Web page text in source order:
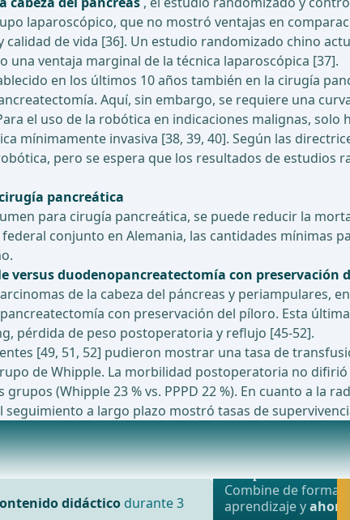
laparoscópico, que no mostró ventajas en
calidad de vida [36]. Un estudio randomizado chino
una ventaja marginal de la técnica laparoscópica [37].
en los últimos 10 años también en la cirugía
Aquí, sin embargo, se requiere una
el uso de la robótica en indicaciones malignas,
mínimamente invasiva [38, 39, 40]. Según las
pero se espera que los resultados de
pancreática
para cirugía pancreática, se puede reducir la
conjunto en Alemania, las cantidades mínimas
versus duodenopancreatectomía con preservación
de la cabeza del páncreas y
con preservación del píloro. Esta
pérdida de peso postoperatoria y reflujo [45-52].
[49, 51, 52] pudieron mostrar una tasa de
de Whipple. La morbilidad postoperatoria no
(Whipple 23 % vs. PPPD 22 %). En cuanto a la
seguimiento a largo plazo mostró tasas de
este tema
aleatorizada entre la
didáctico durante 3
Oferta más popular
webop - Ahorro
Combine de forma
aprendizaje y